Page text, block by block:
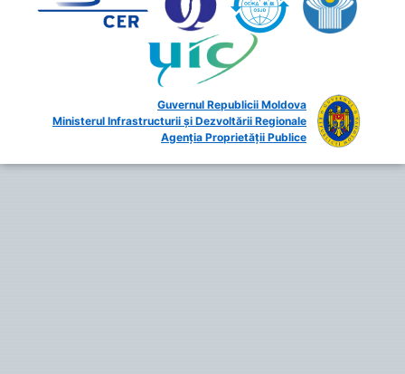
Guvernul Republicii Moldova
Ministerul Infrastructurii și Dezvoltării Regionale
Agenția Proprietății Publice